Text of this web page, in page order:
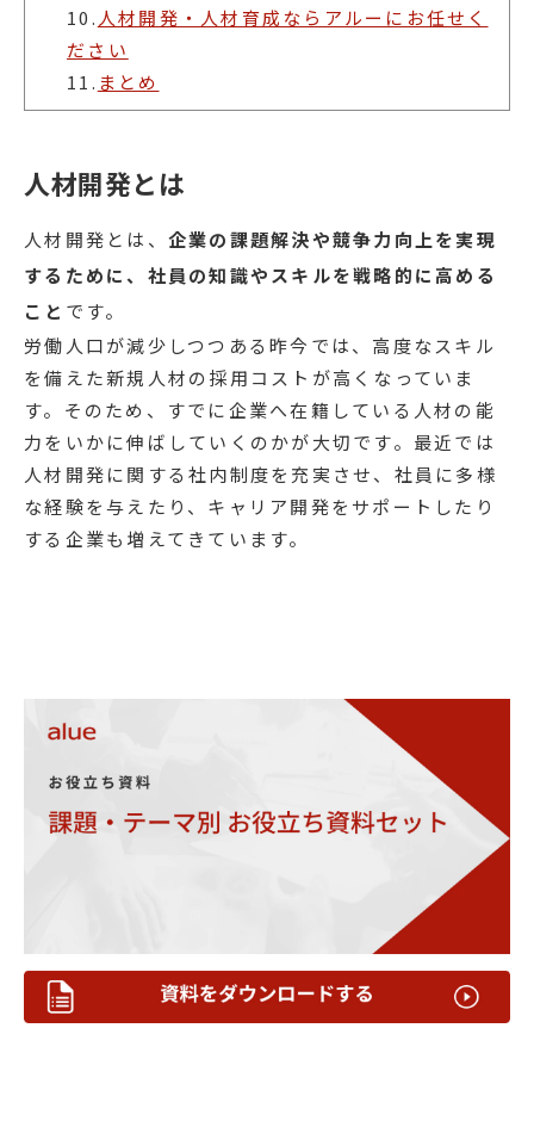
10.人材開発・人材育成ならアルーにお任せく
ださい
11. まとめ
人材開発とは
人材開発とは、 企業の課題解決や競争力向上を実現
するために、社員の知識やスキルを戦略的に高める
こと です。
労働人口が減少しつつある昨今では、高度なスキル
を備えた新規人材の採用コストが高くなっていま
す。そのため、すでに企業へ在籍している人材の能
力をいかに伸ばしていくのかが大切です。最近では
人材開発に関する社内制度を充実させ、社員に多様
な経験を与えたり、キャリア開発をサポートしたり
する企業も増えてきています。